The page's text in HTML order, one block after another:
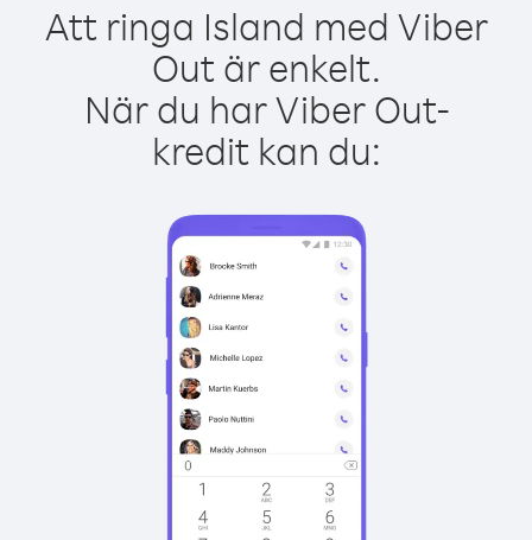
Att ringa Island med Viber
Out är enkelt.
När du har Viber Out-
kredit kan du: